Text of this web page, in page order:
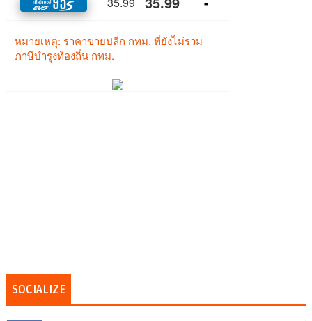
SOCIALIZE